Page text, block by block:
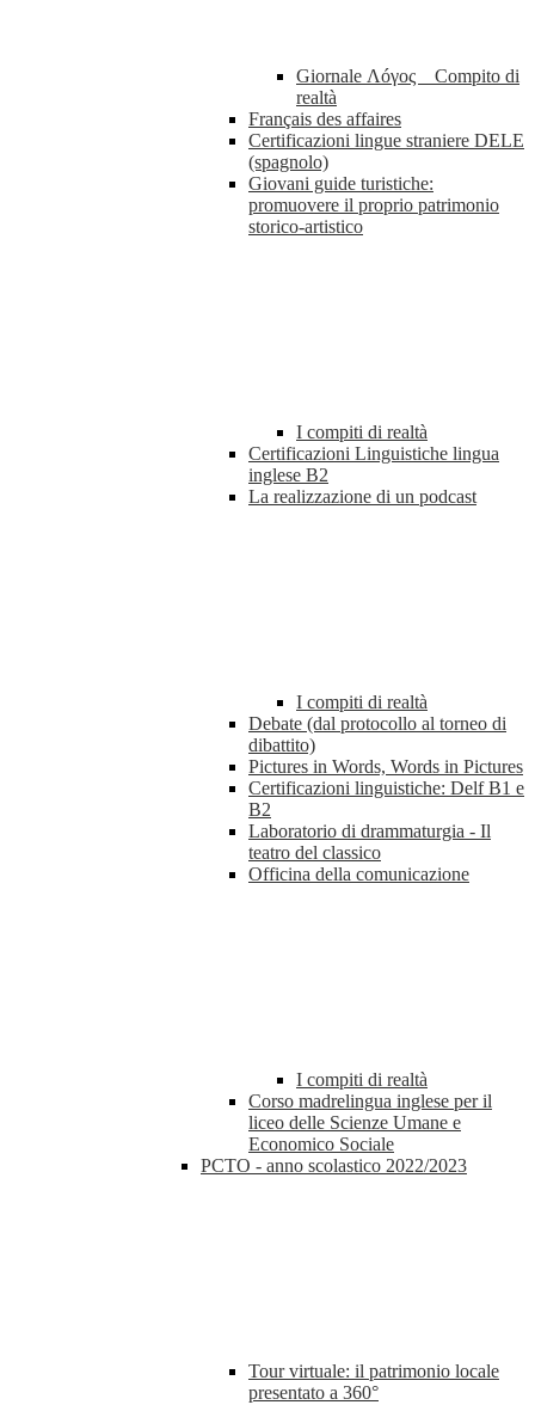
Giornale Λóγος _ Compito di
realtà
Français des affaires
Certificazioni lingue straniere DELE
(spagnolo)
Giovani guide turistiche:
promuovere il proprio patrimonio
storico-artistico
I compiti di realtà
Certificazioni Linguistiche lingua
inglese B2
La realizzazione di un podcast
I compiti di realtà
Debate (dal protocollo al torneo di
dibattito)
Pictures in Words, Words in Pictures
Certificazioni linguistiche: Delf B1 e
B2
Laboratorio di drammaturgia - Il
teatro del classico
Officina della comunicazione
I compiti di realtà
Corso madrelingua inglese per il
liceo delle Scienze Umane e
Economico Sociale
PCTO - anno scolastico 2022/2023
Tour virtuale: il patrimonio locale
presentato a 360°